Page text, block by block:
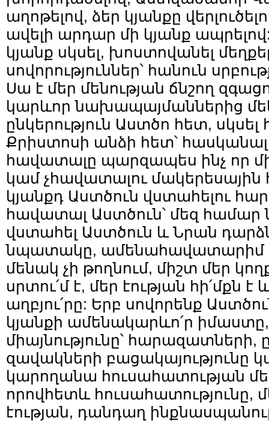
աղոթելով, ձեր կյանքը
ավելի արդար մի կյանք ապրելով:
կյանք սկսել, խոստովանել
սովորություններ՝ հանուն
Սա է մեր մենության ճնշող
կարևոր նախապայմաններից
ընկերություն Աստծո հետ,
Քրիստոսի անձի հետ՝
հավատալը պարզապես ինչ որ
կամ չհավատալու մակերեսային
կյանքդ Աստծուն վստահելու
հավատալ Աստծուն՝ մեզ համար
վստահել Աստծուն և Նրան
նպատակը, ամենահավատարիմ
մենակ չի թողնում, միշտ մեր
սրտու՛մ է, մեր էության հի՛մքն
աղբյու՛րը: Երբ սովորենք
կյանքի ամենակարևո՛ր
միայնությունը՝ հարազատների,
զավակների բացակայությունը
կարողանա հուսահատության
որովհետև հուսահատությունը,
էության, դանդաղ